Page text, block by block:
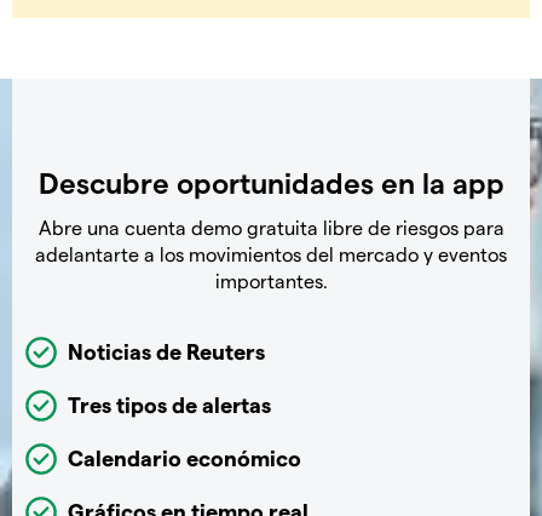
Descubre oportunidades en la app
Abre una cuenta demo gratuita libre de riesgos para
adelantarte a los movimientos del mercado y eventos
importantes.
Noticias de Reuters
Tres tipos de alertas
Calendario económico
Gráficos en tiempo real